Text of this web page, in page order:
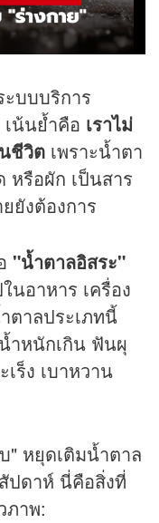
บบบริการ
น้นย้ำคือ เราไม่
ชีวิต เพราะน้ำตา
รือผัก เป็นสาร
ยังต้องการ
"น้ำตาลอิสระ"
นอาหาร เครื่อง
ตาลประเภทนี้
ำหนักเกิน ฟันผุ
ร็ง เบาหวาน
" หยุดเติมน้ำตาล
ปดาห์ นี่คือสิ่งที่
ภาพ: